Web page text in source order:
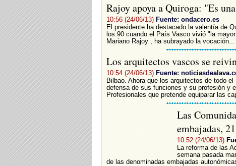
Rajoy apoya a Quiroga: "Es
10:56 (24/06/13) Fuente: ondacero.es
El presidente ha destacado la valentía de
los 90 cuando el País Vasco vivió "la
Mariano Rajoy , ha subrayado la vocación...
Los arquitectos vascos se
10:54 (24/06/13) Fuente:
Bilbao. Ahora que los arquitectos de todo
defensa de sus funciones y su profesión y
Profesionales que pretende equiparar las
Las
embajadas,
10:52 (24/06/13)
La reforma de las
semana pasada
de las denominadas embajadas